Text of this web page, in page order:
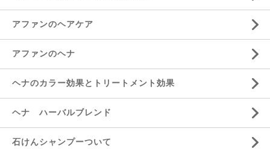
アファンのヘアケア
アファンのヘナ
ヘナのカラー効果とトリートメント効果
ヘナ ハーバルブレンド
石けんシャンプーついて